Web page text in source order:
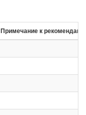
Примечание к